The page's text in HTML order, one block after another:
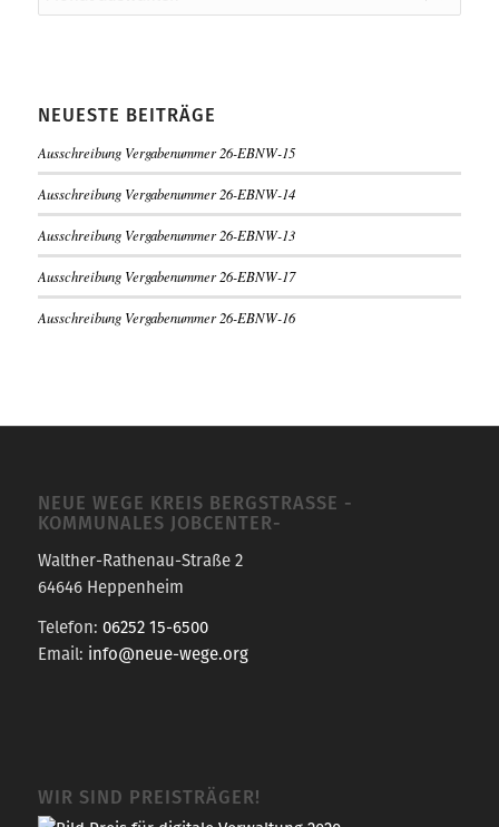
NEUESTE BEITRÄGE
Ausschreibung Vergabenummer 26-EBNW-15
Ausschreibung Vergabenummer 26-EBNW-14
Ausschreibung Vergabenummer 26-EBNW-13
Ausschreibung Vergabenummer 26-EBNW-17
Ausschreibung Vergabenummer 26-EBNW-16
NEUE WEGE KREIS BERGSTRASSE -K
OMMUNALES JOBCENTER-
Walther-Rathenau-Straße 2
64646 Heppenheim
Telefon: 06252 15-6500
Email: info@neue-wege.org
WIR SIND PREISTRÄGER!